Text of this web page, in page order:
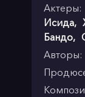
Актеры:
Исида,
Бандо,
Авторы: